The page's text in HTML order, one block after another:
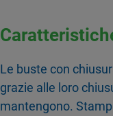
Le buste con
grazie alle loro
mantengono.